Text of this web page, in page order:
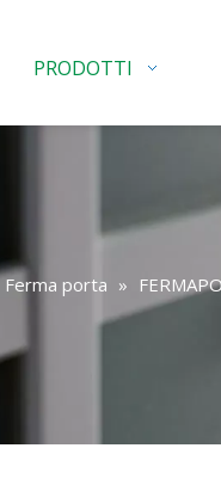
PRODOTTI
Ferma porta »